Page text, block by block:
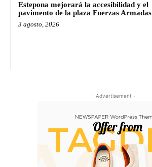
Estepona mejorará la accesibilidad y el
pavimento de la plaza Fuerzas Armadas
3 agosto, 2026
- Advertisement -